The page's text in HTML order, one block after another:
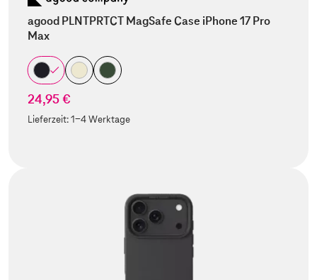
agood PLNTPRTCT MagSafe Case iPhone 17 Pro
Max
24,95 €
Lieferzeit:1-4 Werktage